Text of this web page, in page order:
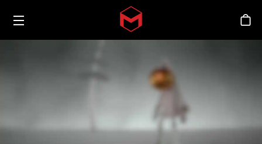
Skip to main content
商